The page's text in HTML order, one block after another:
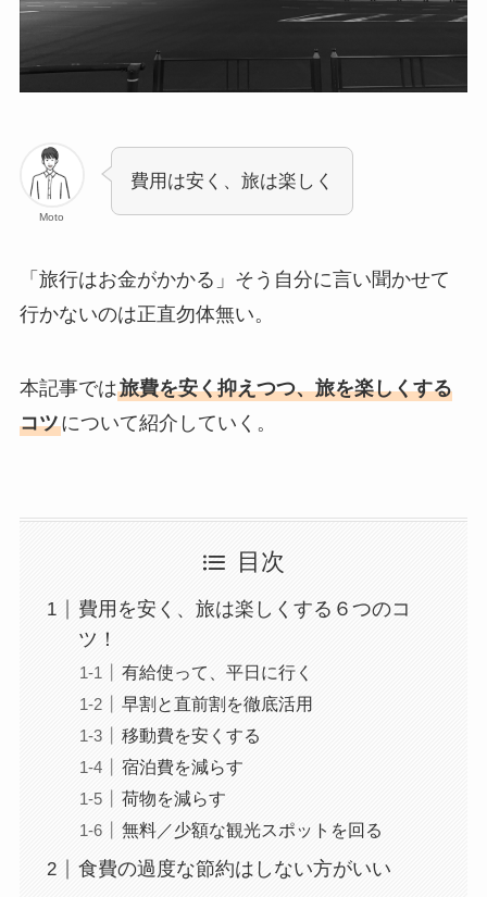
Moto
費用は安く、旅は楽しく
「旅行はお金がかかる」そう自分に言い聞かせて
行かないのは正直勿体無い。
本記事では旅費を安く抑えつつ、旅を楽しくする
コツについて紹介していく。
目次
費用を安く、旅は楽しくする６つのコ
ツ！
有給使って、平日に行く
早割と直前割を徹底活用
移動費を安くする
宿泊費を減らす
荷物を減らす
無料／少額な観光スポットを回る
食費の過度な節約はしない方がいい